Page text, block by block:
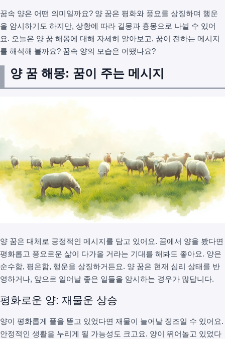
꿈속 양은 어떤 의미일까요? 양 꿈은 평화와 풍요를 상징하며 행운
을 암시하기도 하지만, 상황에 따라 길몽과 흉몽으로 나뉠 수 있어
요. 오늘은 양 꿈 해몽에 대해 자세히 알아보고, 꿈이 전하는 메시지
를 해석해 볼까요? 꿈속 양의 모습은 어땠나요?
양 꿈 해몽: 꿈이 주는 메시지
양 꿈은 대체로 긍정적인 메시지를 담고 있어요. 꿈에서 양을 봤다면
평화롭고 풍요로운 삶이 다가올 거라는 기대를 해봐도 좋아요. 양은
순수함, 평온함, 행운을 상징하거든요. 양 꿈은 현재 심리 상태를 반
영하거나, 앞으로 일어날 좋은 일들을 암시하는 경우가 많답니다.
평화로운 양: 재물운 상승
양이 평화롭게 풀을 뜯고 있었다면 재물이 늘어날 징조일 수 있어요.
안정적인 생활을 누리게 될 가능성도 크고요. 양이 뛰어놀고 있었다